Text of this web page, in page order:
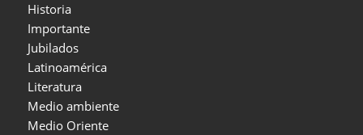
Historia
Importante
Jubilados
Latinoamérica
Literatura
Medio ambiente
Medio Oriente